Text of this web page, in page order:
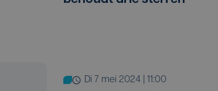
di 7 mei 2024 | 11:00